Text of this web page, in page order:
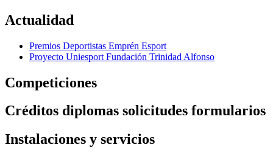
Actualidad
Premios Deportistas Emprén Esport
Proyecto Uniesport Fundación Trinidad Alfonso
Competiciones
Créditos diplomas solicitudes formularios
Instalaciones y servicios